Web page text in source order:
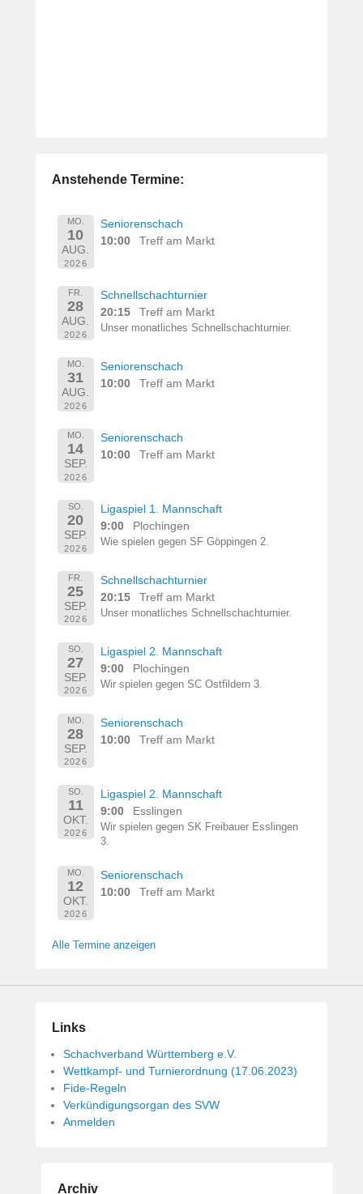
Anstehende Termine:
MO.
10
AUG.
2026
Seniorenschach
10:00
Treff am Markt
FR.
28
AUG.
2026
Schnellschachturnier
20:15
Treff am Markt
Unser monatliches Schnellschachturnier.
MO.
31
AUG.
2026
Seniorenschach
10:00
Treff am Markt
MO.
14
SEP.
2026
Seniorenschach
10:00
Treff am Markt
SO.
20
SEP.
2026
Ligaspiel 1. Mannschaft
9:00
Plochingen
Wie spielen gegen SF Göppingen 2.
FR.
25
SEP.
2026
Schnellschachturnier
20:15
Treff am Markt
Unser monatliches Schnellschachturnier.
SO.
27
SEP.
2026
Ligaspiel 2. Mannschaft
9:00
Plochingen
Wir spielen gegen SC Ostfildern 3.
MO.
28
SEP.
2026
Seniorenschach
10:00
Treff am Markt
SO.
11
OKT.
2026
Ligaspiel 2. Mannschaft
9:00
Esslingen
Wir spielen gegen SK Freibauer Esslingen
3.
MO.
12
OKT.
2026
Seniorenschach
10:00
Treff am Markt
Alle Termine anzeigen
Links
Schachverband Württemberg e.V.
Wettkampf- und Turnierordnung (17.06.2023)
Fide-Regeln
Verkündigungsorgan des SVW
Anmelden
Archiv